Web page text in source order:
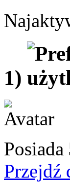
1)
Posiada
Przejdź